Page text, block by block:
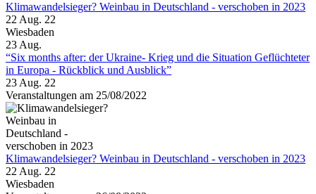
Klimawandelsieger? Weinbau in Deutschland - verschoben in 2023
22 Aug. 22
Wiesbaden
23 Aug.
“Six months after: der Ukraine- Krieg und die Situation Geflüchteter
in Europa - Rückblick und Ausblick”
23 Aug. 22
Veranstaltungen am 25/08/2022
Klimawandelsieger? Weinbau in Deutschland - verschoben in 2023
22 Aug. 22
Wiesbaden